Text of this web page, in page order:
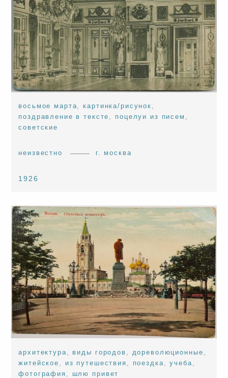
восьмое марта,картинка/рисунок ,
поздравление в тексте , поцелуи из писем ,
советские
неизвестно г. москва
1926
архитектура виды городов дореволюционные
житейское
из путешествия поездка ,учеба
фотография
шлю привет